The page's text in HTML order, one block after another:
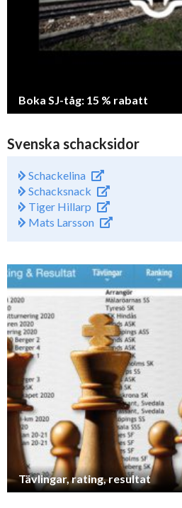
Boka SJ-tåg: 15 % rabatt
Svenska schacksidor
Schackelina
Schacksnack
Tiger Hillarp
Mats Larsson
Tävlingar, rating, resultat